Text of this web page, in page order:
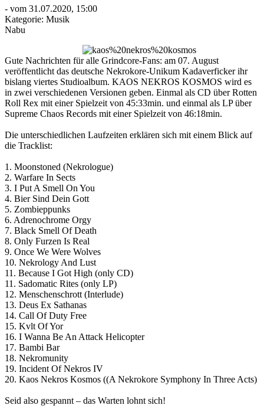
- vom 31.07.2020, 15:00
Kategorie: Musik
Nabu
Gute Nachrichten für alle Grindcore-Fans: am 07. August
veröffentlicht das deutsche Nekrokore-Unikum Kadaverficker ihr
bislang viertes Studioalbum. KAOS NEKROS KOSMOS wird es
in zwei verschiedenen Versionen geben. Einmal als CD über Rotten
Roll Rex mit einer Spielzeit von 45:33min. und einmal als LP über
Supreme Chaos Records mit einer Spielzeit von 46:18min.
Die unterschiedlichen Laufzeiten erklären sich mit einem Blick auf
die Tracklist:
1. Moonstoned (Nekrologue)
2. Warfare In Sects
3. I Put A Smell On You
4. Bier Sind Dein Gott
5. Zombieppunks
6. Adrenochrome Orgy
7. Black Smell Of Death
8. Only Furzen Is Real
9. Once We Were Wolves
10. Nekrology And Lust
11. Because I Got High (only CD)
11. Sadomatic Rites (only LP)
12. Menschenschrott (Interlude)
13. Deus Ex Sathanas
14. Call Of Duty Free
15. Kvlt Of Yor
16. I Wanna Be An Attack Helicopter
17. Bambi Bar
18. Nekromunity
19. Incident Of Nekros IV
20. Kaos Nekros Kosmos ((A Nekrokore Symphony In Three Acts)
Seid also gespannt – das Warten lohnt sich!